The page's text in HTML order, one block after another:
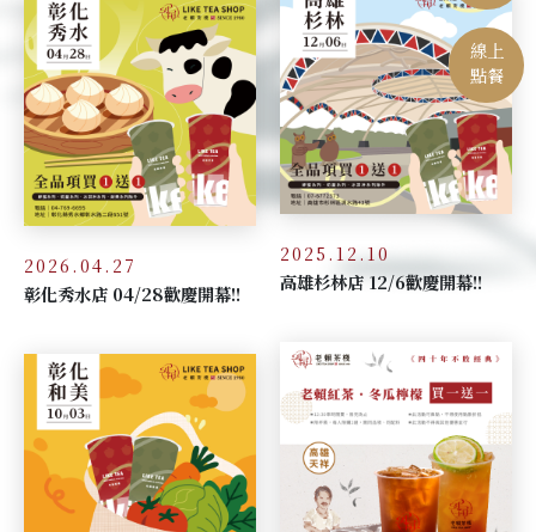
2026.04.27
彰化秀水店 04/28歡慶開幕!!
2025.12.10
高雄杉林店 12/6歡慶開幕!!
線上
點餐